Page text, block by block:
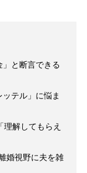
と断言できる
テル」に悩ま
解してもらえ
婚視野に夫を雑